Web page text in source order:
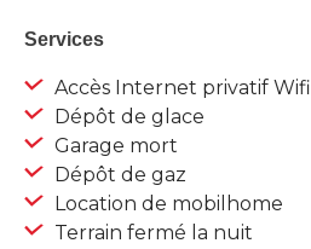
Services
Accès Internet privatif Wifi
Dépôt de glace
Garage mort
Dépôt de gaz
Location de mobilhome
Terrain fermé la nuit